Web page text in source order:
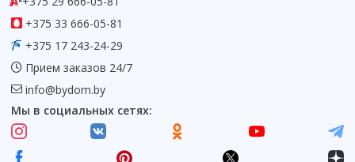
+375 33 666-05-81
+375 17 243-24-29
Прием заказов 24/7
info@bydom.by
Мы в социальных сетях: